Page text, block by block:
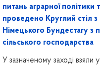
питань аграрної
проведено Круглий стіл
Німецького Бундестагу з
сільського господарства
У зазначеному заході взяли